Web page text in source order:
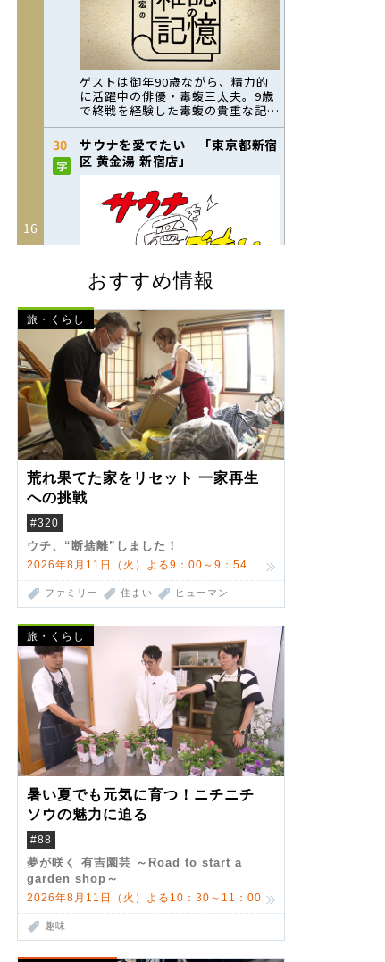
おすすめ情報
旅・くらし
荒れ果てた家をリセット 一家再生
への挑戦
#320
ウチ、“断捨離”しました！
2026年8月11日（火）よる9：00～9：54
ファミリー 住まい ヒューマン
旅・くらし
暑い夏でも元気に育つ！ニチニチ
ソウの魅力に迫る
#88
夢が咲く 有吉園芸 ～Road to start a
garden shop～
2026年8月11日（火）よる10：30～11：00
趣味